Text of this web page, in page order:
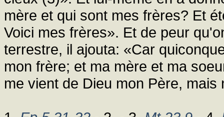
mère et qui sont mes frères? Et
Voici mes frères». Et de peur
terrestre, il ajouta: «Car
mon frère; et ma mère et ma
me vient de Dieu mon Père,